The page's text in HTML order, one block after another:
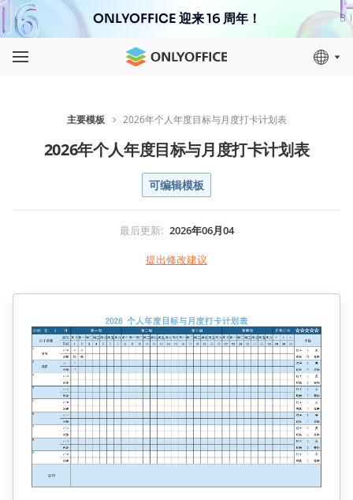
ONLYOFFICE 迎来 16 周年！
主要模板 2026年个人年度目标与月度打卡计划表
2026年个人年度目标与月度打卡计划表
可编辑模板
最后更新: 2026年06月04
提出修改建议